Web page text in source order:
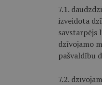
7.1.
izveidota
savstarpējs
dzīvojamo
pašvaldību
7.2.